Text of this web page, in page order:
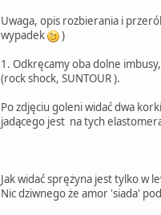
Uwaga, opis rozbierania i
wypadek
)
1. Odkręcamy oba dolne
(rock shock, SUNTOUR ).
Po zdjęciu goleni widać dwa
jadącego jest na tych
Jak widać sprężyna jest tylko w
Nic dziwnego że amor 'siada'